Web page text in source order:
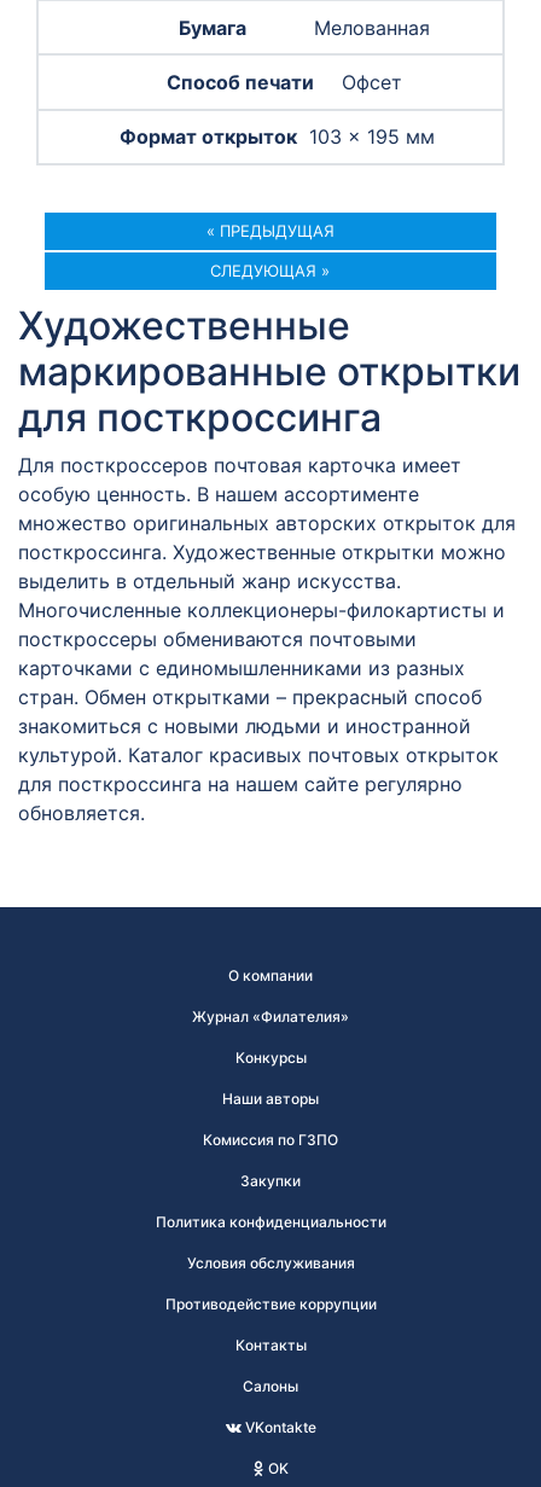
Мелованная
Офсет
103 × 195 мм
« ПРЕДЫДУЩАЯ
СЛЕДУЮЩАЯ »
Художественные
маркированные открытки
для посткроссинга
Для посткроссеров почтовая карточка имеет
особую ценность. В нашем ассортименте
множество оригинальных авторских открыток для
посткроссинга. Художественные открытки можно
выделить в отдельный жанр искусства.
Многочисленные коллекционеры-филокартисты и
посткроссеры обмениваются почтовыми
карточками с единомышленниками из разных
стран. Обмен открытками – прекрасный способ
знакомиться с новыми людьми и иностранной
культурой. Каталог красивых почтовых открыток
для посткроссинга на нашем сайте регулярно
обновляется.
О компании
Журнал «Филателия»
Конкурсы
Наши авторы
Комиссия по ГЗПО
Закупки
Политика конфиденциальности
Условия обслуживания
Противодействие коррупции
Контакты
Салоны
VKontakte
OK